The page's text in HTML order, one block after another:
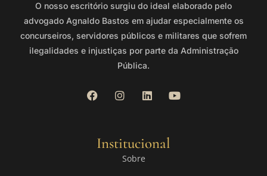
O nosso escritório surgiu do ideal elaborado pelo
advogado Agnaldo Bastos em ajudar especialmente os
concurseiros, servidores públicos e militares que sofrem
ilegalidades e injustiças por parte da Administração
Pública.
Institucional
Sobre